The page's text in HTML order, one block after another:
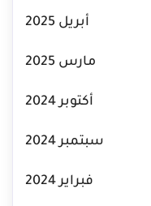
أبريل 2025
مارس 2025
أكتوبر 2024
سبتمبر 2024
فبراير 2024